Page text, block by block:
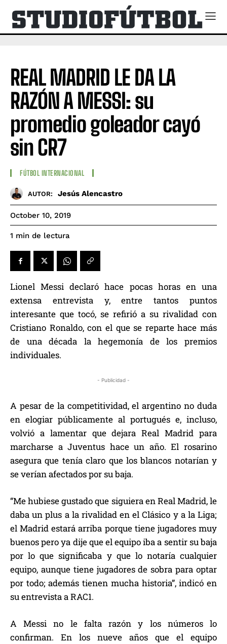
REAL MADRID LE DA LA
RAZÓN A MESSI: su
promedio goleador cayó
sin CR7
FÚTBOL INTERNACIONAL
AUTOR: Jesús Alencastro
October 10, 2019
1 min de lectura
Lionel Messi declaró hace pocas horas en una
extensa entrevista y, entre tantos puntos
interesante que tocó, se refirió a su rivalidad con
Cristiano Ronaldo, con el que se reparte hace más
de una década la hegemonía de los premios
individuales.
- Publicidad -
A pesar de la competitividad, el argentino no duda
en elogiar públicamente al portugués e, incluso,
volvió a lamentar que dejara Real Madrid para
marcharse a Juventus hace un año. El rosarino
asegura que tenía claro que los blancos notarían y
se verían afectados por su baja.
“Me hubiese gustado que siguiera en Real Madrid, le
daba un plus a la rivalidad en el Clásico y a la Liga;
el Madrid estará arriba porque tiene jugadores muy
buenos pero ya dije que el equipo iba a sentir su baja
por lo que significaba y que lo notaría cualquier
equipo, aunque tiene jugadores de sobra para optar
por todo; además tienen mucha historia”, indicó en
su entrevista a RAC1.
A Messi no le falta razón y los números lo
confirman. En los nueve años que el equipo